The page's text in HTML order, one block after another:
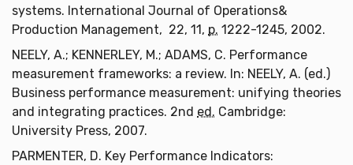
systems. International Journal of Operations&
Production Management, 22, 11, p. 1222-1245, 2002.
NEELY, A.; KENNERLEY, M.; ADAMS, C. Performance
measurement frameworks: a review. In: NEELY, A. (ed.)
Business performance measurement: unifying theories
and integrating practices. 2nd ed. Cambridge:
University Press, 2007.
PARMENTER, D. Key Performance Indicators: